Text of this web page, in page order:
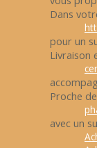
Dans
pour un
Livraison
Proche
avec un